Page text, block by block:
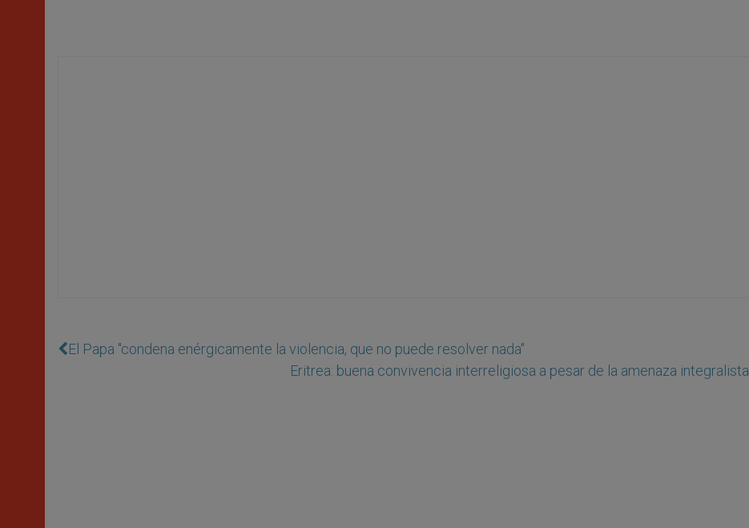
El Papa "condena enérgicamente la violencia, que no puede resolver nada"
Eritrea: buena convivencia interreligiosa a pesar de la amenaza integralista